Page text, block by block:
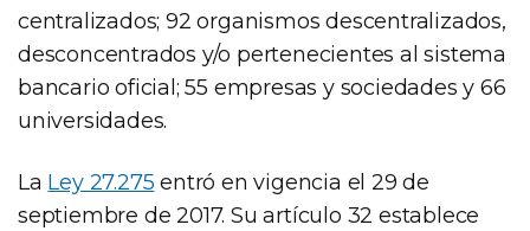
centralizados; 92 organismos descentralizados,
desconcentrados y/o pertenecientes al sistema
bancario oficial; 55 empresas y sociedades y 66
universidades.
La Ley 27.275 entró en vigencia el 29 de
septiembre de 2017. Su artículo 32 establece